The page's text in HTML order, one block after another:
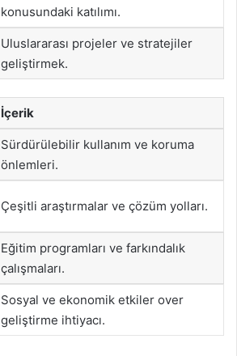
konusundaki katılımı.
Uluslararası projeler ve stratejiler
geliştirmek.
İçerik
Sürdürülebilir kullanım ve koruma
önlemleri.
Çeşitli araştırmalar ve çözüm yolları.
Eğitim programları ve farkındalık
çalışmaları.
Sosyal ve ekonomik etkiler over
geliştirme ihtiyacı.